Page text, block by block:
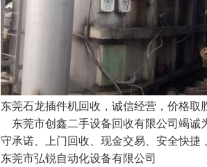
东莞石龙插件机回收，诚信经营，价格取
东莞市创鑫二手设备回收有限公司竭诚
守承诺、上门回收、现金交易、安全快
东莞市弘锐自动化设备有限公司